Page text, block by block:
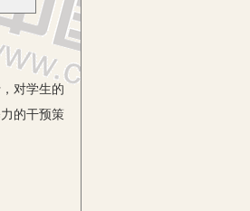
对学生的
的干预策